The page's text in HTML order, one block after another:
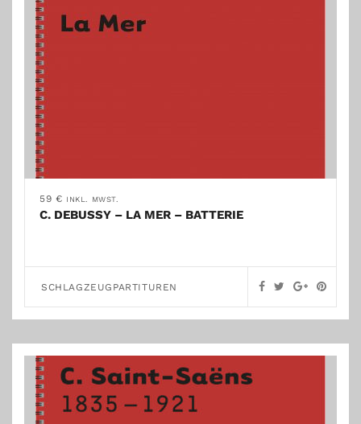
59 € INKL. MWST.
C. DEBUSSY – LA MER – BATTERIE
SCHLAGZEUGPARTITUREN